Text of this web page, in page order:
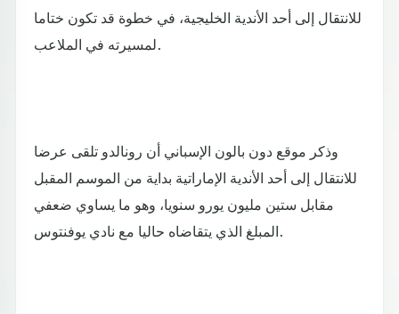
للانتقال إلى أحد الأندية الخليجية، في خطوة قد تكون ختاما
لمسيرته في الملاعب.
وذكر موقع دون بالون الإسباني أن رونالدو تلقى عرضا
للانتقال إلى أحد الأندية الإماراتية بداية من الموسم المقبل
مقابل ستين مليون يورو سنويا، وهو ما يساوي ضعفي
المبلغ الذي يتقاضاه حاليا مع نادي يوفنتوس.